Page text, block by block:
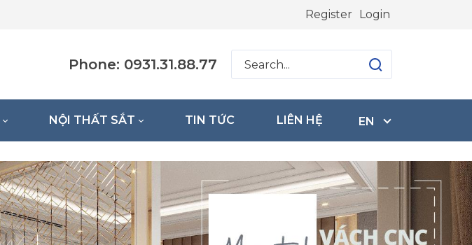
Register Login
Phone: 0931.31.88.77
NỘI THẤT SẮT TIN TỨC LIÊN HỆ EN